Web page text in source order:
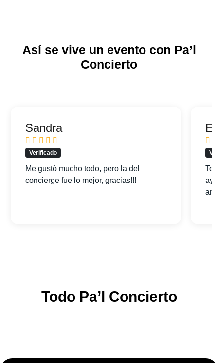
Así se vive un evento con Pa’l
Concierto
Sandra
Verificado
Me gustó mucho todo, pero la del
concierge fue lo mejor, gracias!!!
Todo Pa’l Concierto